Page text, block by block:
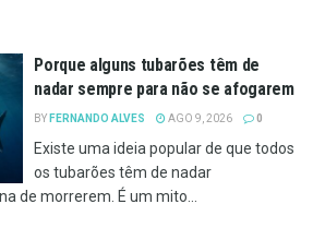
Porque alguns tubarões têm de
nadar sempre para não se afogarem
BY FERNANDO ALVES AGO 9, 2026 0
Existe uma ideia popular de que todos
os tubarões têm de nadar
de morrerem. É um mito...